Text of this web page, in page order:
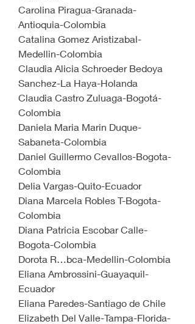
Carolina Piragua-Granada-
Antioquia-Colombia
Catalina Gomez Aristizabal-
Medellin-Colombia
Claudia Alicia Schroeder Bedoya
Sanchez-La Haya-Holanda
Claudia Castro Zuluaga-Bogotá-
Colombia
Daniela Maria Marin Duque-
Sabaneta-Colombia
Daniel Guillermo Cevallos-Bogota-
Colombia
Delia Vargas-Quito-Ecuador
Diana Marcela Robles T-Bogota-
Colombia
Diana Patricia Escobar Calle-
Bogota-Colombia
Dorota R…bca-Medellin-Colombia
Eliana Ambrossini-Guayaquil-
Ecuador
Eliana Paredes-Santiago de Chile
Elizabeth Del Valle-Tampa-Florida-